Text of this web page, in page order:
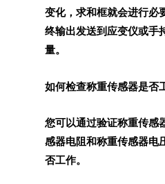
变化，求和框就会进行必
终输出发送到应变仪或手
量。
如何检查称重传感器是否
您可以通过验证称重传感
感器电阻和称重传感器电
否工作。